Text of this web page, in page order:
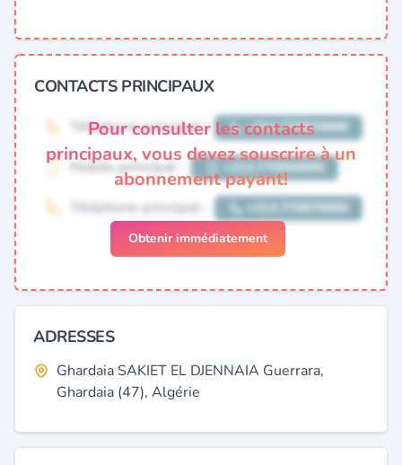
CONTACTS PRINCIPAUX
Pour consulter les contacts
principaux, vous devez souscrire à un
abonnement payant!
Obtenir immédiatement
ADRESSES
Ghardaia SAKIET EL DJENNAIA Guerrara,
Ghardaia (47), Algérie